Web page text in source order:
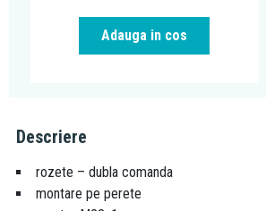
Adauga in cos
Descriere
rozete – dubla comanda
montare pe perete